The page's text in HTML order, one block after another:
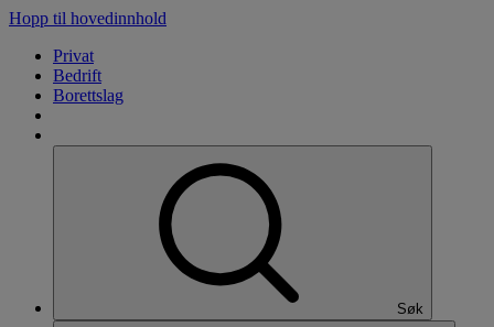
Hopp til hovedinnhold
Privat
Bedrift
Borettslag
Søk